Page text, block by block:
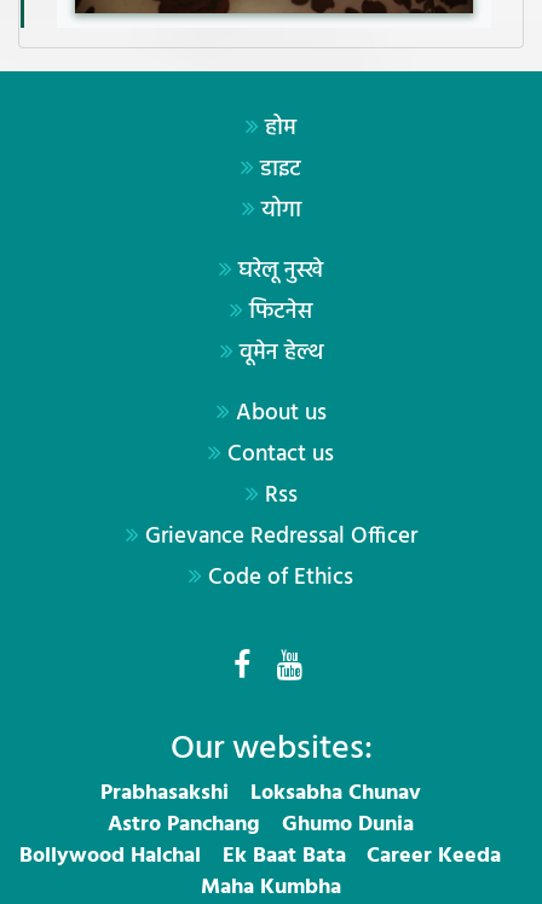
होम
डाइट
योगा
घरेलू नुस्खे
फिटनेस
वूमेन हेल्थ
About us
Contact us
Rss
Grievance Redressal Officer
Code of Ethics
Our websites:
Prabhasakshi
Loksabha Chunav
Astro Panchang
Ghumo Dunia
Bollywood Halchal
Ek Baat Bata
Career Keeda
Maha Kumbha